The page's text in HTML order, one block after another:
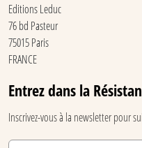
Editions Leduc
76 bd Pasteur
75015 Paris
FRANCE
Entrez dans la
Inscrivez-vous à la newsletter pour